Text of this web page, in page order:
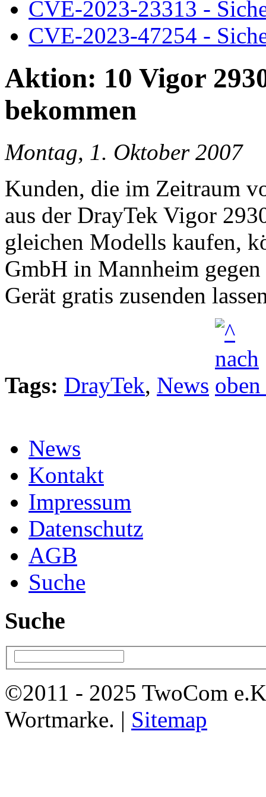
CVE-2023-23313 -
CVE-2023-47254 -
Aktion: 10 Vigor
bekommen
Montag, 1. Oktober 2007
Kunden, die im Zeitraum
aus der DrayTek Vigor
gleichen Modells kaufen,
GmbH in Mannheim
Gerät gratis zusenden
Tags: DrayTek, News
News
Kontakt
Impressum
Datenschutz
AGB
Suche
Suche
©2011 - 2025 TwoCom
Wortmarke. | Sitemap